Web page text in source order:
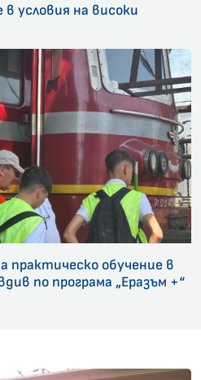
условия на високи
практическо обучение в
по програма „Еразъм +“